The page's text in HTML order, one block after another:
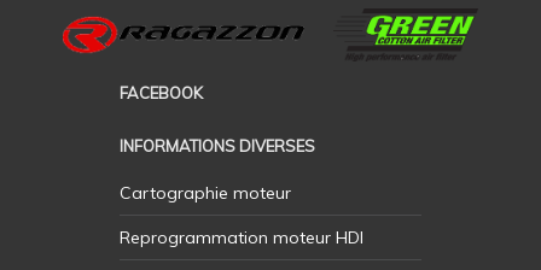
FACEBOOK
INFORMATIONS DIVERSES
Cartographie moteur
Reprogrammation moteur HDI